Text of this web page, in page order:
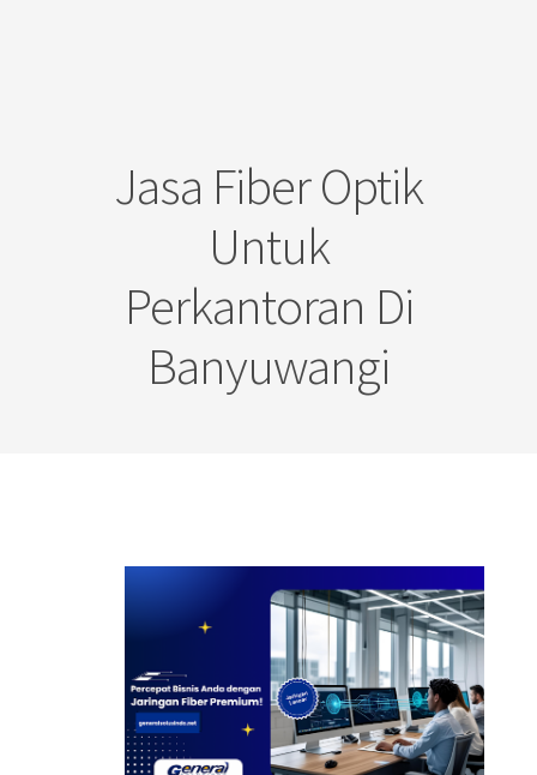
Jasa Fiber Optik
Untuk
Perkantoran Di
Banyuwangi